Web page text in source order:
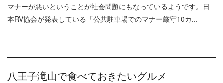
マナーが悪いということが社会問題にもなっているようです。日
本RV協会が発表している「公共駐車場でのマナー厳守10カ...
八王子滝山で食べておきたいグルメ